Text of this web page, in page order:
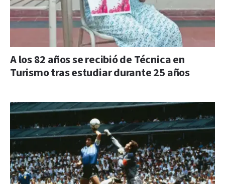
A los 82 años se recibió de Técnica en
Turismo tras estudiar durante 25 años